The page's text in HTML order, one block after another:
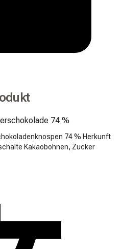
74 %
74 % Herkunft
Kakaobohnen, Zucker